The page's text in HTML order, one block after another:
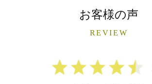
お客様の声
REVIEW